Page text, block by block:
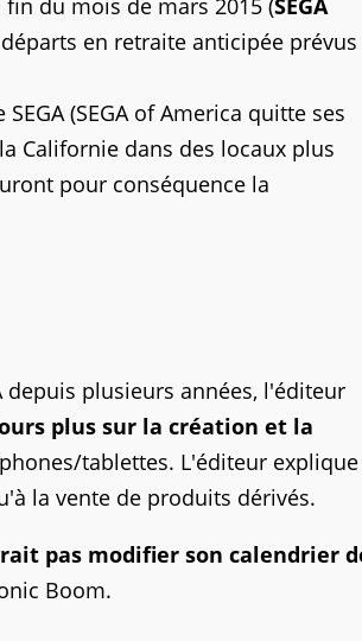
en retraite anticipée prévus
(SEGA of America quitte ses
Californie dans des locaux plus
pour conséquence la
depuis plusieurs années, l'éditeur
plus sur la création et la
tablettes. L'éditeur explique
la vente de produits dérivés.
pas modifier son calendrier
Boom.